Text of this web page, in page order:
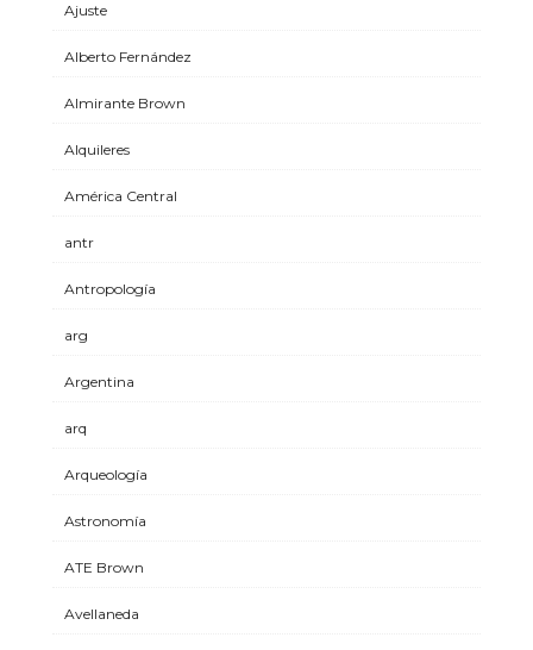
Ajuste
Alberto Fernández
Almirante Brown
Alquileres
América Central
antr
Antropología
arg
Argentina
arq
Arqueología
Astronomía
ATE Brown
Avellaneda